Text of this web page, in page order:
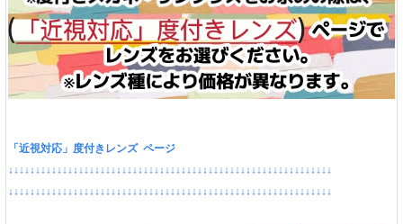
「近視対応」度付きレンズ ページ
↓↓↓↓↓↓↓↓↓↓↓↓↓↓↓↓↓↓↓↓↓↓↓↓↓↓↓↓↓↓↓↓↓↓↓↓↓↓↓↓↓↓↓↓↓↓↓↓↓↓↓↓↓↓↓↓↓↓↓↓
↓↓↓↓↓↓↓↓↓↓↓↓↓↓↓↓↓↓↓↓↓↓↓↓↓↓↓↓↓↓↓↓↓↓↓↓↓↓↓↓↓↓↓↓↓↓↓↓↓↓↓↓↓↓↓↓↓↓↓↓